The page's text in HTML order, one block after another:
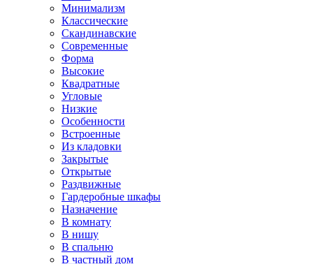
Минимализм
Классические
Скандинавские
Современные
Форма
Высокие
Квадратные
Угловые
Низкие
Особенности
Встроенные
Из кладовки
Закрытые
Открытые
Раздвижные
Гардеробные шкафы
Назначение
В комнату
В нишу
В спальню
В частный дом